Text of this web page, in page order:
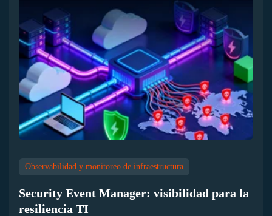
Observabilidad y monitoreo de infraestructura
Security Event Manager: visibilidad para la
resiliencia TI